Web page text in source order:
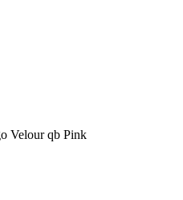
Velour qb Pink